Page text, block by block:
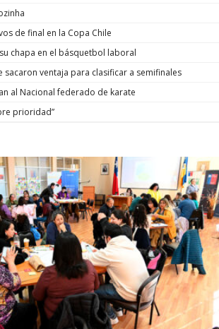
de final en la Copa Chile
chapa en el básquetbol laboral
sacaron ventaja para clasificar a semifinales
al Nacional federado de karate
prioridad”